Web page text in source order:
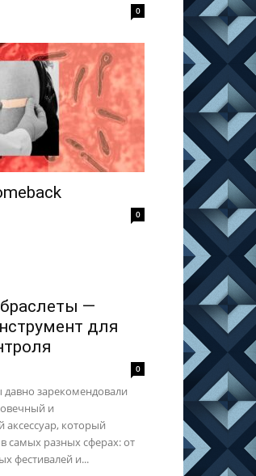
0
0
—
для
0
зарекомендовали
и
который
самых разных сферах: от
фестивалей и...